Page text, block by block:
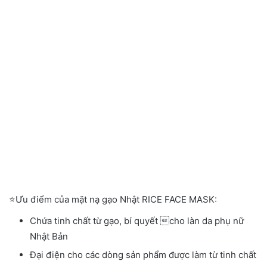
⭐️Ưu điểm của mặt nạ gạo Nhật RICE FACE MASK:
Chứa tinh chất từ gạo, bí quyết cho làn da phụ nữ
Nhật Bản
Đại điện cho các dòng sản phẩm được làm từ tinh chất